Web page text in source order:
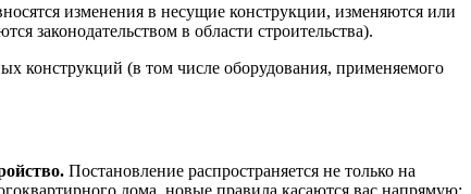
изменения в несущие конструкции, изменяются или
законодательством в области строительства).
конструкций (в том числе оборудования, применяемого
Постановление распространяется не только на